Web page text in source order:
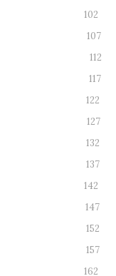
102
107
112
117
122
127
132
137
142
147
152
157
162